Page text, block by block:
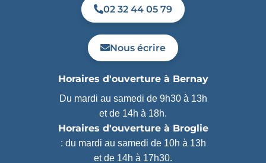
02 32 44 05 79
Nous écrire
Horaires d'ouverture à Bernay
Du mardi au samedi de 9h30 à 13h
et de 14h à 18h.
Horaires d'ouverture à Broglie
: du mardi au samedi de 10h à 13h
et de 14h à 17h30.